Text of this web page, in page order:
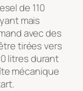
de 110
mais
avec des
tirées vers
litres durant
mécanique